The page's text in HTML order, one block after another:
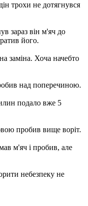
трохи не дотягнувся
зараз він м'яч до
його.
заміна. Хоча начебто
над поперечиною.
подало вже 5
пробив вище воріт.
м'яч і пробив, але
небезпеку не